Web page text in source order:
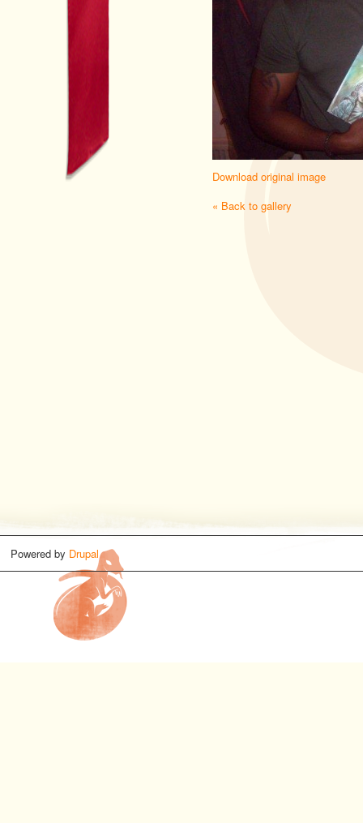
Download original image
« Back to gallery
Powered by Drupal